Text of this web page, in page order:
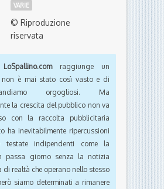
VARIE
© Riproduzione
riservata
LoSpallino.comraggiunge un
non è mai stato così vasto e di
orgogliosi. Ma
la crescita del pubblico non va
con la raccolta pubblicitaria
ha inevitabilmente ripercussioni
testate indipendenti come la
passa giorno senza la notizia
di realtà che operano nello stesso
siamo determinati a rimanere